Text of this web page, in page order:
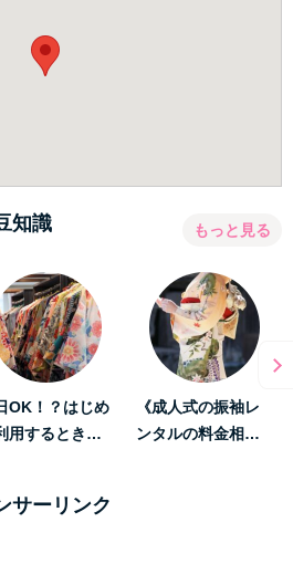
知識 もっと見る
OK！？はじめ
用するとき…
《成人式の振袖レ
ンタルの料金相…
サーリンク